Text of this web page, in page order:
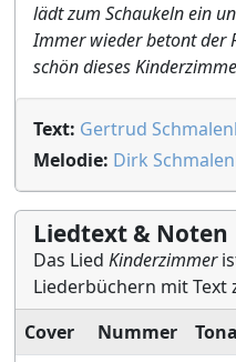
lädt zum Schaukeln ein
Immer wieder betont der
schön dieses
Text: Gertrud
Melodie: Dirk
Liedtext & Noten
Das Lied Kinderzimmer
Liederbüchern mit Text
Cover
Nummer